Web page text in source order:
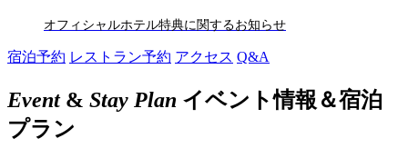
オフィシャルホテル特典に関するお知らせ
宿泊予約 レストラン予約 アクセス Q&A
Event& Stay Plan イベント情報＆宿泊
プラン